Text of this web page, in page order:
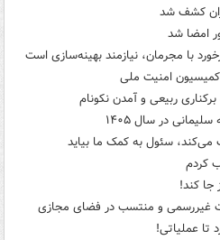
کشف شد
امضا شد
با مجرمان، نیازمند بهینه‌سازی است
امنیت ملی
ربیعی و آمدن نکونام
در سال ۱۴۰۵
سئول به کمک ما بیاید
کردم
جا ‌کند!
غیررسمی و منتسب در فضای مجازی
تا عملیاتی!